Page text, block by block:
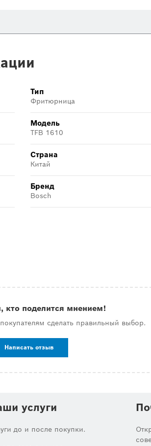
Тип
Фритюрница
Модель
TFB 1610
Страна
Китай
Бренд
Bosch
кто поделится мнением!
сделать правильный выбор.
Написать отзыв
услуги
до и после покупки.